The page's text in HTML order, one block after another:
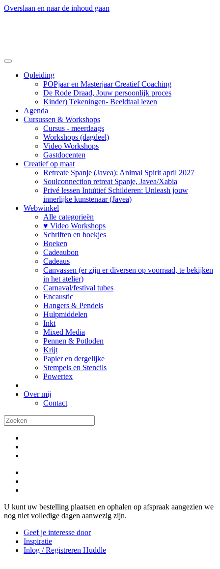
Overslaan en naar de inhoud gaan
Opleiding
POPjaar en Masterjaar Creatief Coaching
De Rode Draad, Jouw persoonlijk proces
Kinder) Tekeningen- Beeldtaal lezen
Agenda
Cursussen & Workshops
Cursus - meerdaags
Workshops (dagdeel)
Video Workshops
Gastdocenten
Creatief op maat
Retreate Spanje (Javea): Animal Spirit april 2027
Soulconnection retreat Spanje, Javea/Xabia
Privé lessen Intuïtief Schilderen: Unleash jouw
innerlijke kunstenaar (Javea)
Webwinkel
Alle categorieën
♥ Video Workshops
Schriften en boekjes
Boeken
Cadeaubon
Cadeaus
Canvassen (er zijn er diversen op voorraad, te bekijken
in het atelier)
Carnaval/festival tubes
Encaustic
Hangers & Pendels
Hulpmiddelen
Inkt
Mixed Media
Pennen & Potloden
Krijt
Papier en dergelijke
Stempels en Stencils
Powertex
Over mij
Contact
U kunt uw bestelling plaatsen en ophalen op afspraak aangezien we
nog niet volledige dagen aanwezig zijn.
Geef je interesse door
Inspiratie
Inlog / Registreren Huddle